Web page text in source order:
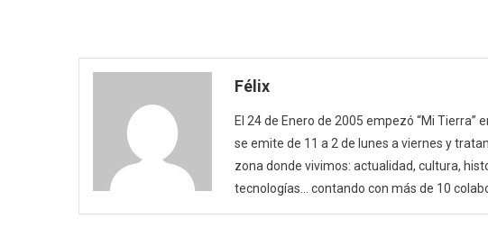
Félix
El 24 de Enero de 2005 empezó “Mi Tierra”
se emite de 11 a 2 de lunes a viernes y
zona donde vivimos: actualidad, cultura,
tecnologías… contando con más de 10